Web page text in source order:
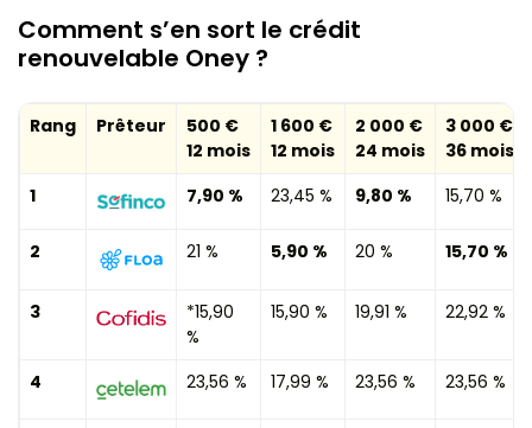
Comment s’en sort le crédit
renouvelable Oney ?
Rang Prêteur
500 €
12 mois
1 600 €
12 mois
2 000 €
24 mois
3 000 €
36 mois
1
7,90 % 23,45 % 9,80 % 15,70 %
2 21 % 5,90 % 20 % 15,70 %
3
*15,90
%
15,90 % 19,91 % 22,92 %
4 23,56 % 17,99 % 23,56 % 23,56 %